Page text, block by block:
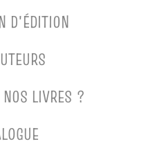
D'ÉDITION
LIVRES ?